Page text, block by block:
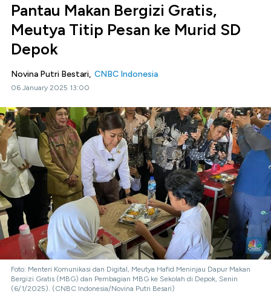
Pantau Makan Bergizi Gratis,
Meutya Titip Pesan ke Murid SD
Depok
Novina Putri Bestari, CNBC Indonesia
06 January 2025 13:00
Foto: Menteri Komunikasi dan Digital, Meutya Hafid Meninjau Dapur Makan
Bergizi Gratis (MBG) dan Pembagian MBG ke Sekolah di Depok, Senin
(6/1/2025). (CNBC Indonesia/Novina Putri Besari)